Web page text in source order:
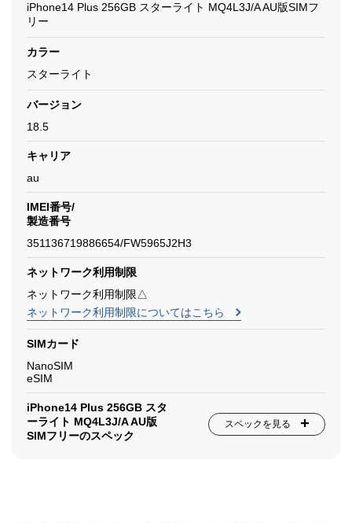
iPhone14 Plus 256GB スターライト MQ4L3J/A AU版SIMフ
リー
カラー
スターライト
バージョン
18.5
キャリア
au
IMEI番号/
製造番号
351136719886654/FW5965J2H3
ネットワーク利用制限
ネットワーク利用制限△
ネットワーク利用制限についてはこちら
SIMカード
NanoSIM
eSIM
iPhone14 Plus 256GB スタ
ーライト MQ4L3J/A AU版
SIMフリーのスペック
スペックを見る